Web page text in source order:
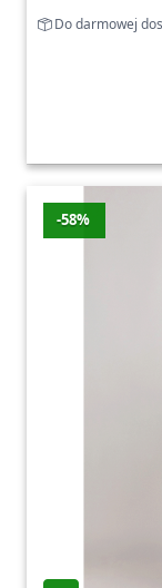
Do darmowej
-58%